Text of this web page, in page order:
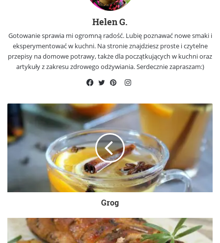
Helen G.
Gotowanie sprawia mi ogromną radość. Lubię poznawać nowe smaki i
eksperymentować w kuchni. Na stronie znajdziesz proste i czytelne
przepisy na domowe potrawy, także dla początkujących w kuchni oraz
artykuły z zakresu zdrowego odżywiania. Serdecznie zapraszam:)
Instagram
Grog